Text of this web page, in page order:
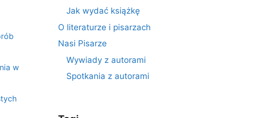
w
Jak wydać książkę
O literaturze i pisarzach
Nasi Pisarze
Wywiady z autorami
Spotkania z autorami